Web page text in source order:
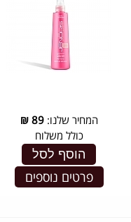
המחיר שלנו:89
₪
כולל משלוח
הוסף לסל
פרטים נוספים